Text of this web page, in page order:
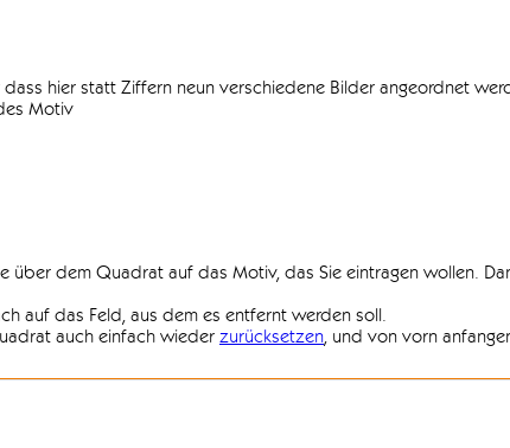
hier statt Ziffern neun verschiedene Bilder angeordnet
Motiv
über dem Quadrat auf das Motiv, das Sie eintragen wollen.
auf das Feld, aus dem es entfernt werden soll.
auch einfach wieder zurücksetzen, und von vorn